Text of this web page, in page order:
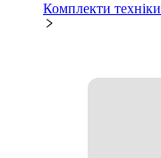
Комплекти техніки